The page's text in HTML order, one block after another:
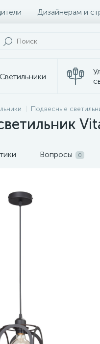
Дизайнерам и
Светильники
Трековые
Подвесные
Вопросы 0